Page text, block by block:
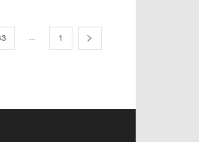
1
...